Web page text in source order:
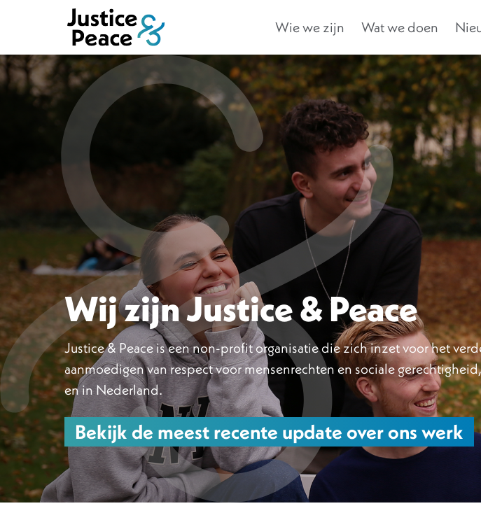
Wie we zijn Wat we doen
Wij zijn Justice & Peace
Justice & Peace is een non-profit organisatie die zich inzet voor het
aanmoedigen van respect voor mensenrechten en sociale
en in Nederland.
Bekijk de meest recente update over ons werk